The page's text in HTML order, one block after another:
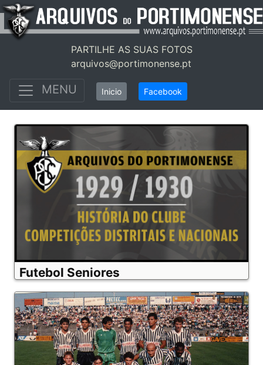
PARTILHE AS SUAS FOTOS
arquivos@portimonense.pt
MENU Inicio Facebook
Futebol Seniores